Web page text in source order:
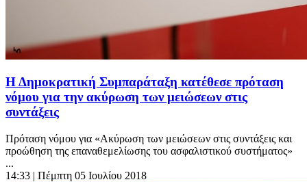
Η Δημοκρατική Συμπαράταξη κατέθεσε πρόταση
νόμου για την ακύρωση των μειώσεων στις
συντάξεις
Πρόταση νόμου για «Ακύρωση των μειώσεων στις συντάξεις και
προώθηση της επαναθεμελίωσης του ασφαλιστικού συστήματος»
...
14:33 | Πέμπτη 05 Ιουλίου 2018